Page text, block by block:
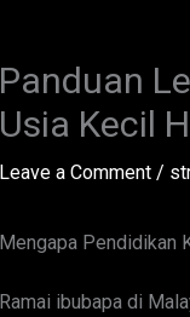
Panduan
Usia Kecil
Leave a Comment /
Mengapa Pendidikan
Ramai ibubapa di